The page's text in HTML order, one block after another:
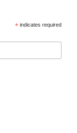
* indicates required